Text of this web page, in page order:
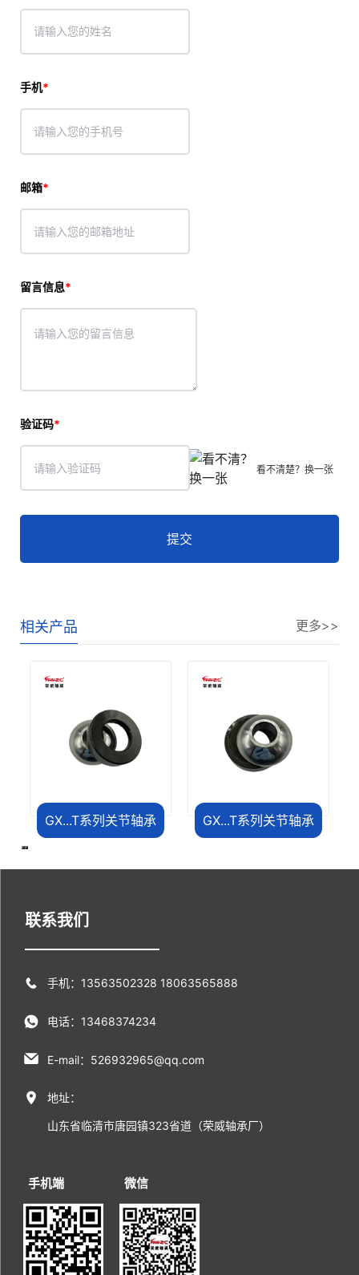
手机
邮箱
留言信息
验证码
看不清楚？换一张
提交
相关产品 更多>>
GX...T系列关节轴承 GX...T系列关节轴承
联系我们
手机：13563502328 18063565888
电话：13468374234
E-mail：526932965@qq.com
地址：
山东省临清市唐园镇323省道（荣威轴承厂）
手机端 微信